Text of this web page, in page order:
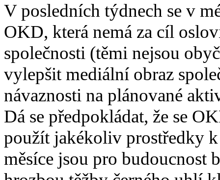
V posledních týdnech se v
OKD, která nemá za cíl
společnosti (těmi nejsou
vylepšit mediální obraz
návaznosti na plánované
Dá se předpokládat, že se
použít jakékoliv prostředky
měsíce jsou pro budoucnost